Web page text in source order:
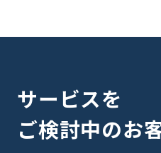
サービスを
ご検討中のお